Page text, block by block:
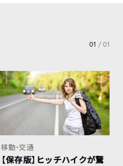
01 / 01
移動・交通
【保存版】ヒッチハイクが驚